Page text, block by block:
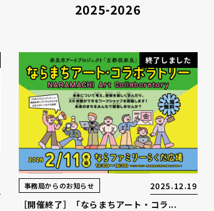
2025-2026
終了しました
事務局からのお知らせ 2025.12.19
［開催終了］「ならまちアート・コラ...